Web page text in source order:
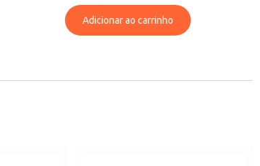
Adicionar ao carrinho